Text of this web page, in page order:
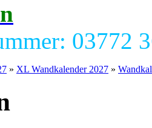
03772
» XL Wandkalender 2027 »